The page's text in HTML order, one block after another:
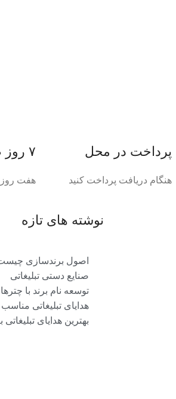
پرداخت در محل
هنگام دریافت پرداخت کنید
۷ روز ضمانت بازگشت
هفت روز
نوشته های تازه
اصول برندسازی
صنایع دستی تبلیغاتی
توسعه نام برند با
هدایای تبلیغاتی
بهترین هدایای